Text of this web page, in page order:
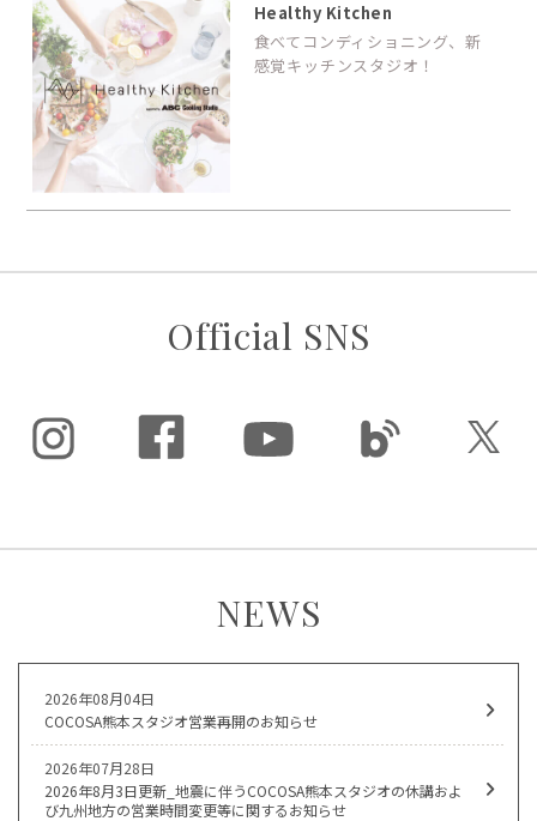
Healthy Kitchen
食べてコンディショニング、新
感覚キッチンスタジオ！
Official SNS
NEWS
2026年08月04日
COCOSA熊本スタジオ営業再開のお知らせ
2026年07月28日
2026年8月3日更新_地震に伴うCOCOSA熊本スタジオの休講およ
び九州地方の営業時間変更等に関するお知らせ